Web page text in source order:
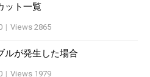
ット一覧
| Views 2865
ルが発生した場合
| Views 1979